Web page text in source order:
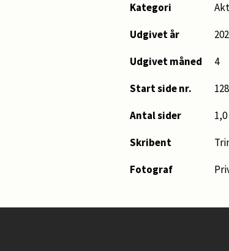
Kategori
Udgivet år
Udgivet måned
4
Start side nr.
128
Antal sider
1,0
Skribent
Fotograf